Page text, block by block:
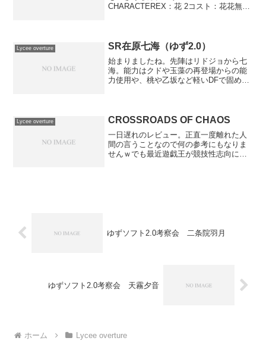
CHARACTEREX：花 2コスト：花花無登
を未行動...
Lycee overture SR在原七海（ゆず2.0）
始まりましたね。先陣はリドジョから七
海。能力はクドや玉藻の再登場からの能
力使用や、桃や乙坂など軽いDFで固めれ
と組み合わせると継続して...
Lycee overture CROSSROADS OF CHAOS
一日遅れのレビュー。正直一度離れた人
間の言うことなので何の参考にもなりま
せんｗでも最近遊戯王が競技性志向にな
ゆずソフト2.0考察会 二条院羽月
ゆずソフト2.0考察会 天霧夕音
ホーム Lycee overture